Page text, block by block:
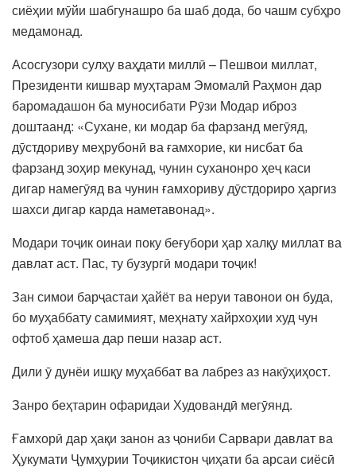
сиёҳии мӯйи шабгунашро ба шаб дода, бо чашм субҳро
медамонад.
Асосгузори сулҳу ваҳдати миллӣ – Пешвои миллат,
Президенти кишвар муҳтарам Эмомалӣ Раҳмон дар
баромадашон ба муносибати Рӯзи Модар иброз
доштаанд: «Сухане, ки модар ба фарзанд мегӯяд,
дӯстдориву меҳрубонӣ ва ғамхорие, ки нисбат ба
фарзанд зоҳир мекунад, чунин суханонро ҳеҷ каси
дигар намегӯяд ва чунин ғамхориву дӯстдориро ҳаргиз
шахси дигар карда наметавонад».
Модари тоҷик оинаи поку беғубори ҳар халқу миллат ва
давлат аст. Пас, ту бузургӣ модари тоҷик!
Зан симои барҷастаи ҳайёт ва неруи тавонои он буда,
бо муҳаббату самимият, меҳнату хайрхоҳии худ чун
офтоб ҳамеша дар пеши назар аст.
Дили ӯ дунёи ишқу муҳаббат ва лабрез аз накӯҳиҳост.
Занро беҳтарин офаридаи Худовандӣ мегӯянд.
Ғамхорӣ дар ҳақи занон аз ҷониби Сарвари давлат ва
Ҳукумати Ҷумҳурии Тоҷикистон ҷиҳати ба арсаи сиёсӣ